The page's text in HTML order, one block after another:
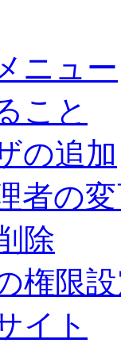
ニュー
こと
の追加
者の
除
権限
イト